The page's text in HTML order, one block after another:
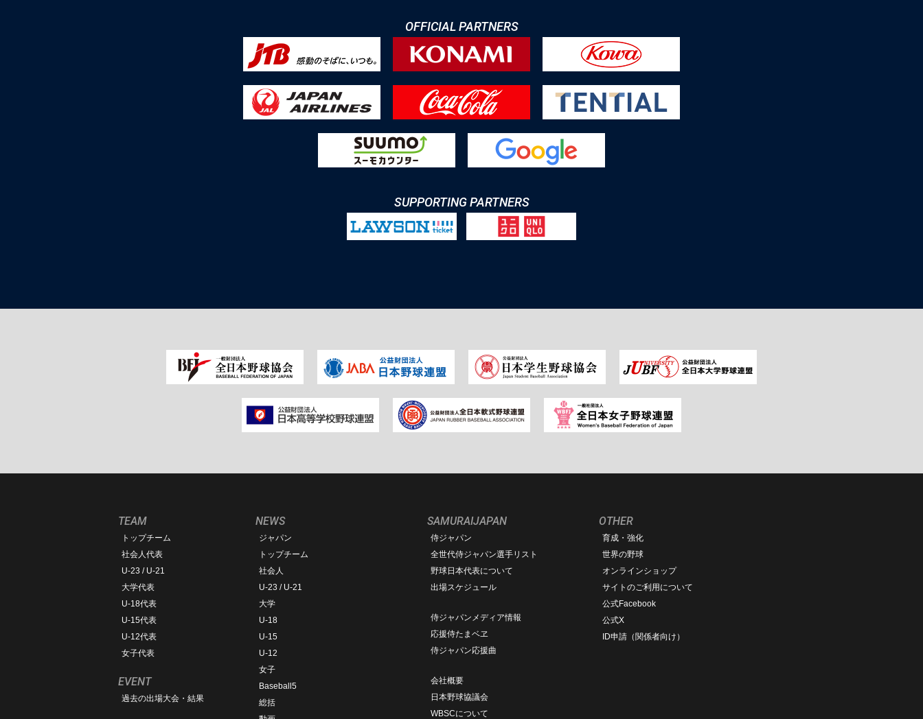
OFFICIAL PARTNERS
SUPPORTING PARTNERS
TEAM
トップチーム
社会人代表
U-23 / U-21
大学代表
U-18代表
U-15代表
U-12代表
女子代表
EVENT
過去の出場大会・結果
NEWS
ジャパン
トップチーム
社会人
U-23 / U-21
大学
U-18
U-15
U-12
女子
Baseball5
総括
SAMURAIJAPAN
侍ジャパン
全世代侍ジャパン選手リスト
野球日本代表について
出場スケジュール
侍ジャパンメディア情報
応援侍たまベヱ
侍ジャパン応援曲
会社概要
日本野球協議会
WBSCについて
OTHER
育成・強化
世界の野球
オンラインショップ
サイトのご利用について
公式Facebook
公式X
ID申請（関係者向け）